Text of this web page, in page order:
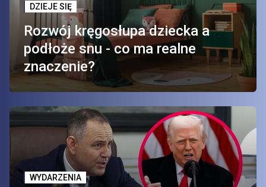
DZIEJE SIĘ
Rozwój kręgosłupa dziecka a
podłoże snu - co ma realne
znaczenie?
WYDARZENIA